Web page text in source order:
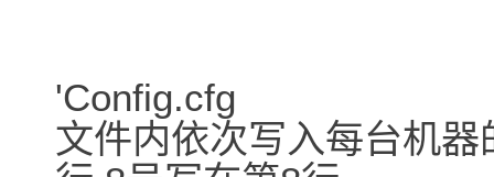
'Config.cfg
文件内依次写入每台机